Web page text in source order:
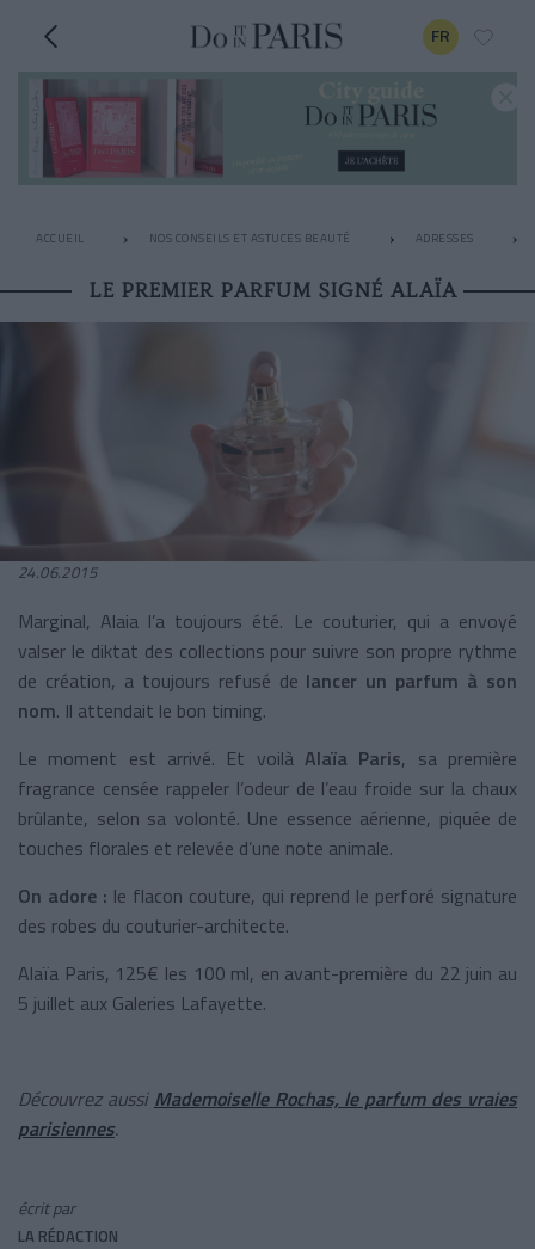
FR
ACCUEIL NOS CONSEILS ET ASTUCES BEAUTÉ ADRESSES
LE PREMIER PARFUM SIGNÉ ALAÏA
24.06.2015
Marginal, Alaia l’a toujours été. Le couturier, qui a envoyé
valser le diktat des collections pour suivre son propre rythme
de création, a toujours refusé de lancer un parfum à son
nom. Il attendait le bon timing.
Le moment est arrivé. Et voilà Alaïa Paris, sa première
fragrance censée rappeler l’odeur de l’eau froide sur la chaux
brûlante, selon sa volonté. Une essence aérienne, piquée de
touches florales et relevée d’une note animale.
On adore : le flacon couture, qui reprend le perforé signature
des robes du couturier-architecte.
Alaïa Paris, 125€ les 100 ml, en avant-première du 22 juin au
5 juillet aux Galeries Lafayette.
Découvrez aussi Mademoiselle Rochas, le parfum des vraies
parisiennes.
écrit par
LA RÉDACTION